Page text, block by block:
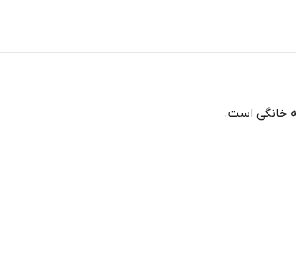
خانگی است.